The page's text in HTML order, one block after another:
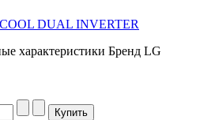
DUAL INVERTER
характеристики Бренд LG